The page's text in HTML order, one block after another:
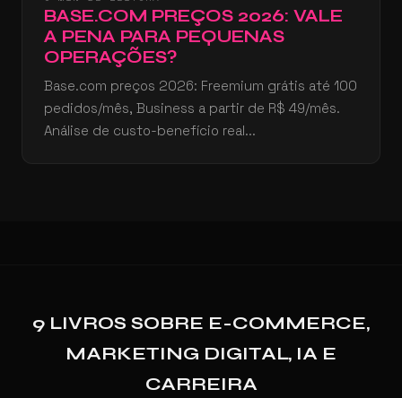
BASE.COM PREÇOS 2026: VALE
A PENA PARA PEQUENAS
OPERAÇÕES?
Base.com preços 2026: Freemium grátis até 100
pedidos/mês, Business a partir de R$ 49/mês.
Análise de custo-benefício real...
9 LIVROS SOBRE E-COMMERCE,
MARKETING DIGITAL, IA E
CARREIRA